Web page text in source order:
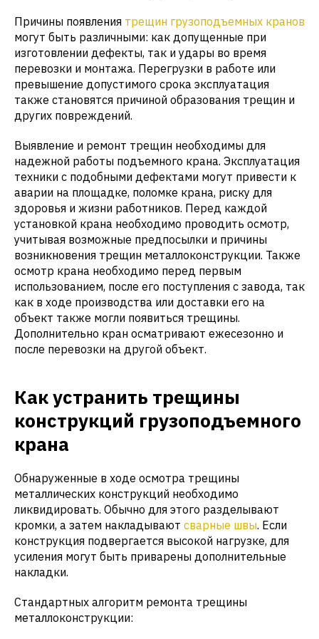
Причины появления трещин грузоподъемных кранов
могут быть различными: как допущенные при
изготовлении дефекты, так и удары во время
перевозки и монтажа. Перегрузки в работе или
превышение допустимого срока эксплуатация
также становятся причиной образования трещин и
других повреждений.
Выявление и ремонт трещин необходимы для
надежной работы подъемного крана. Эксплуатация
техники с подобными дефектами могут привести к
аварии на площадке, поломке крана, риску для
здоровья и жизни работников. Перед каждой
установкой крана необходимо проводить осмотр,
учитывая возможные предпосылки и причины
возникновения трещин металлоконструкции. Также
осмотр крана необходимо перед первым
использованием, после его поступления с завода, так
как в ходе производства или доставки его на
объект также могли появиться трещины.
Дополнительно кран осматривают ежесезонно и
после перевозки на другой объект.
Как устранить трещины
конструкций грузоподъемного
крана
Обнаруженные в ходе осмотра трещины
металлических конструкций необходимо
ликвидировать. Обычно для этого разделывают
кромки, а затем накладывают сварные швы. Если
конструкция подвергается высокой нагрузке, для
усиления могут быть приварены дополнительные
накладки.
Стандартных алгоритм ремонта трещины
металлоконструкции: